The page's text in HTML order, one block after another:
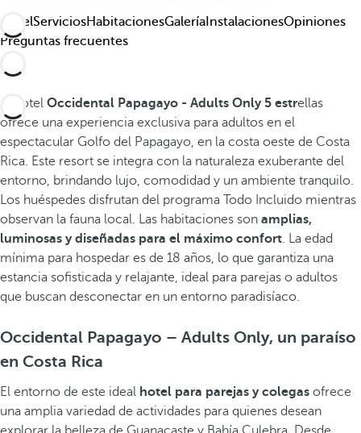
HotelServiciosHabitacionesGalería InstalacionesOpiniones
Preguntas frecuentes
El hotel Occidental Papagayo - Adults Only 5 estrellas
ofrece una experiencia exclusiva para adultos en el
espectacular Golfo del Papagayo, en la costa oeste de Costa
Rica. Este resort se integra con la naturaleza exuberante del
entorno, brindando lujo, comodidad y un ambiente tranquilo.
Los huéspedes disfrutan del programa Todo Incluido mientras
observan la fauna local. Las habitaciones son amplias,
luminosas y diseñadas para el máximo confort. La edad
mínima para hospedar es de 18 años, lo que garantiza una
estancia sofisticada y relajante, ideal para parejas o adultos
que buscan desconectar en un entorno paradisíaco.
Occidental Papagayo – Adults Only, un paraíso
en Costa Rica
El entorno de este ideal hotel para parejas y colegas ofrece
una amplia variedad de actividades para quienes desean